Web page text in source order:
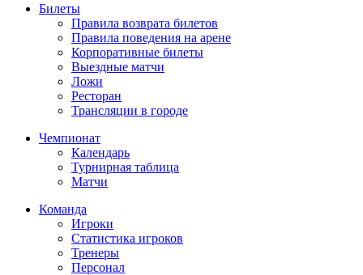
Билеты
Правила возврата билетов
Правила поведения на арене
Корпоративные билеты
Выездные матчи
Ложи
Ресторан
Трансляции в городе
Чемпионат
Календарь
Турнирная таблица
Матчи
Команда
Игроки
Статистика игроков
Тренеры
Персонал